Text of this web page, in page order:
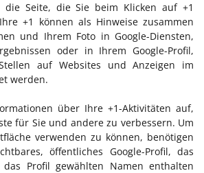
die Seite, die Sie beim Klicken auf +1
+1 können als Hinweise zusammen
und Ihrem Foto in Google-Diensten,
oder in Ihrem Google-Profil,
auf Websites und Anzeigen im
werden.
über Ihre +1-Aktivitäten auf,
für Sie und andere zu verbessern. Um
verwenden zu können, benötigen
öffentliches Google-Profil, das
Profil gewählten Namen enthalten